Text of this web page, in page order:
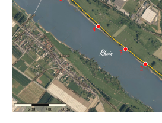
Aktuelles